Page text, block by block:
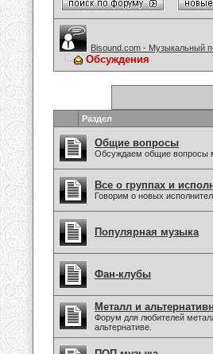
Bisound.com - Музыкальный
Обсуждения
Раздел
Общие вопросы
Обсуждаем общие вопросы
Все о группах и
Говорим о новых
Популярная музыка
Фан-клубы
Металл и
Форум для любителей
альтернативе.